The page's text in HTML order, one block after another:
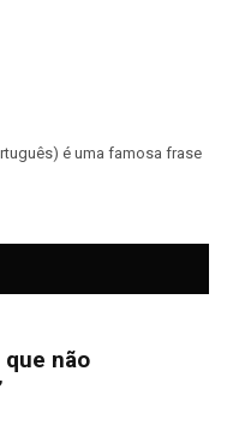
é uma famosa frase
que não